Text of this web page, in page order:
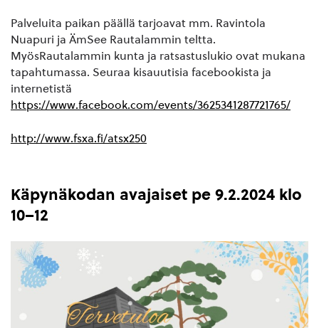
Palveluita paikan päällä tarjoavat mm. Ravintola
Nuapuri ja ÄmSee Rautalammin teltta.
MyösRautalammin kunta ja ratsastuslukio ovat mukana
tapahtumassa. Seuraa kisauutisia facebookista ja
internetistä
https://www.facebook.com/events/3625341287721765/
http://www.fsxa.fi/atsx250
Käpynäkodan avajaiset pe 9.2.2024 klo
10–12